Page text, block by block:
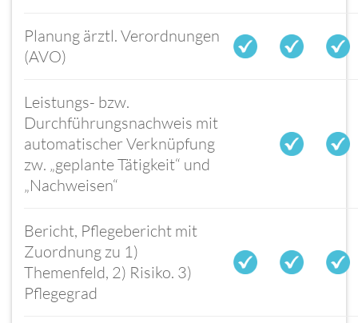
Planung ärztl. Verordnungen
(AVO)
Leistungs- bzw.
Durchführungsnachweis mit
automatischer Verknüpfung
zw. „geplante Tätigkeit“ und
„Nachweisen“
Bericht, Pflegebericht mit
Zuordnung zu 1)
Themenfeld, 2) Risiko. 3)
Pflegegrad